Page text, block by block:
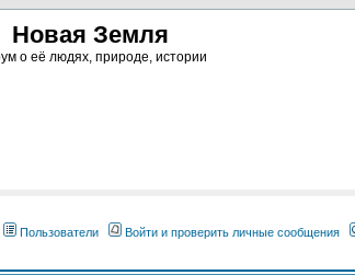
Новая Земля
о её людях, природе, истории
Пользователи Войти и проверить личные сообщения